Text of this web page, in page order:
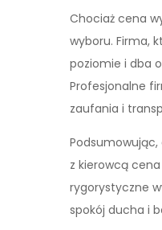
Chociaż cena
wyboru. Firma,
poziomie i dba
Profesjonalne
zaufania i
z kierowcą
rygorystyczne
spokój ducha i